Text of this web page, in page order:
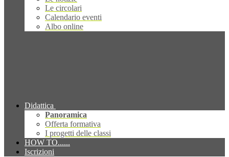
Le circolari
Calendario eventi
Albo online
Didattica
Panoramica
Offerta formativa
I progetti delle classi
HOW TO......
Iscrizioni